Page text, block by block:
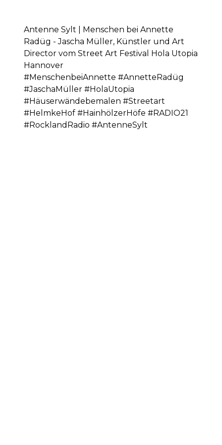
Antenne Sylt | Menschen bei Annette
Radüg - Jascha Müller, Künstler und Art
Director vom Street Art Festival Hola Utopia
Hannover
#MenschenbeiAnnette #AnnetteRadüg
#JaschaMüller #HolaUtopia
#Häuserwändebemalen #Streetart
#HelmkeHof #HainhölzerHöfe #RADIO21
#RocklandRadio #AntenneSylt